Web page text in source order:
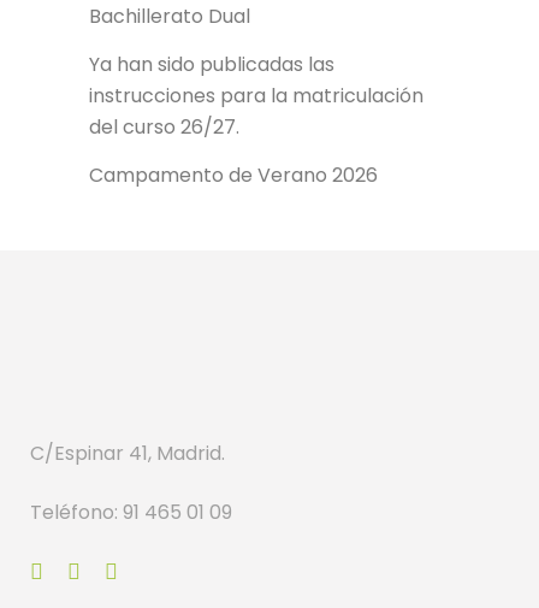
Bachillerato Dual
Ya han sido publicadas las
instrucciones para la matriculación
del curso 26/27.
Campamento de Verano 2026
C/Espinar 41, Madrid.
Teléfono: 91 465 01 09